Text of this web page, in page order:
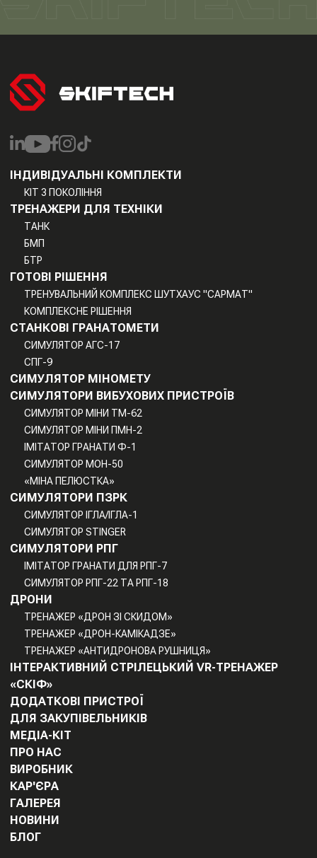
ІНДИВІДУАЛЬНІ КОМПЛЕКТИ
КІТ 3 ПОКОЛІННЯ
ТРЕНАЖЕРИ ДЛЯ ТЕХНІКИ
ТАНК
БМП
БТР
ГОТОВІ РІШЕННЯ
ТРЕНУВАЛЬНИЙ КОМПЛЕКС ШУТХАУС "САРМАТ"
КОМПЛЕКСНЕ РІШЕННЯ
СТАНКОВІ ГРАНАТОМЕТИ
СИМУЛЯТОР АГС-17
СПГ-9
СИМУЛЯТОР МІНОМЕТУ
СИМУЛЯТОРИ ВИБУХОВИХ ПРИСТРОЇВ
СИМУЛЯТОР МІНИ TM-62
СИМУЛЯТОР МІНИ ПМН-2
ІМІТАТОР ГРАНАТИ Ф-1
СИМУЛЯТОР МОН-50
«МІНА ПЕЛЮСТКА»
СИМУЛЯТОРИ ПЗРК
СИМУЛЯТОР ІГЛА/ІГЛА-1
СИМУЛЯТОР STINGER
СИМУЛЯТОРИ РПГ
ІМІТАТОР ГРАНАТИ ДЛЯ РПГ-7
СИМУЛЯТОР РПГ-22 ТА РПГ-18
ДРОНИ
ТРЕНАЖЕР «ДРОН ЗІ СКИДОМ»
ТРЕНАЖЕР «ДРОН-КАМІКАДЗЕ»
ТРЕНАЖЕР «АНТИДРОНОВА РУШНИЦЯ»
ІНТЕРАКТИВНИЙ СТРІЛЕЦЬКИЙ VR-ТРЕНАЖЕР
«СКІФ»
ДОДАТКОВІ ПРИСТРОЇ
ДЛЯ ЗАКУПІВЕЛЬНИКІВ
МЕДІА-КІТ
ПРО НАС
ВИРОБНИК
КАР'ЄРА
ГАЛЕРЕЯ
НОВИНИ
БЛОГ